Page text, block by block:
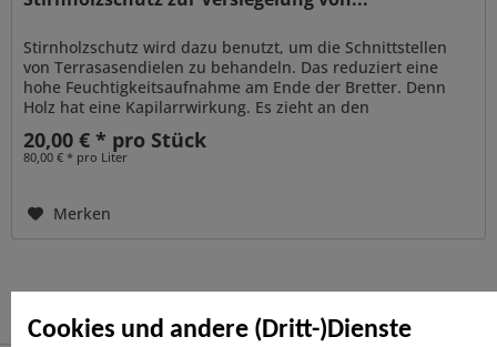
Cookies und andere (Dritt-)Dienste
Stirnholzschutz wird dazu benutzt, um die Schnittstellen
von Terrasasendielen zu behandeln. Das reduziert eine
hohe Feuchtigkeitsaufnahme am Ende der Bretter. Denn
Holz hat eine Kapilarrwirkung. Es zieht an den
20,00 € * pro Stück
80,00 € * pro Liter
Merken